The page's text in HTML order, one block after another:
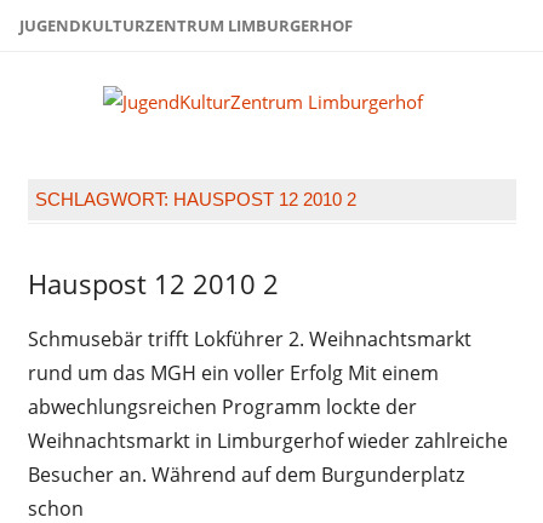
ZumJUGENDKULTURZENTRUM LIMBURGERHOF
SCHLAGWORT: HAUSPOST 12 2010 2
Hauspost
Hauspost 12 2010 2
Schmusebär trifft Lokführer 2. Weihnachtsmarkt
rund um das MGH ein voller Erfolg Mit einem
abwechlungsreichen Programm lockte der
Weihnachtsmarkt in Limburgerhof wieder zahlreiche
Besucher an. Während auf dem Burgunderplatz
schon